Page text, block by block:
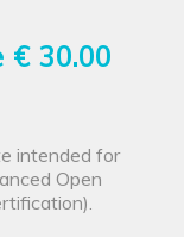
€ 30.00
intended for
Open